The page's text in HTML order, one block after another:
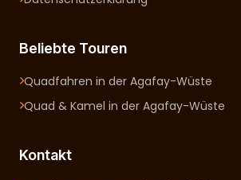
Beliebte Touren
Quadfahren in der Agafay-Wüste
Quad & Kamel in der Agafay-Wüste
Kontakt